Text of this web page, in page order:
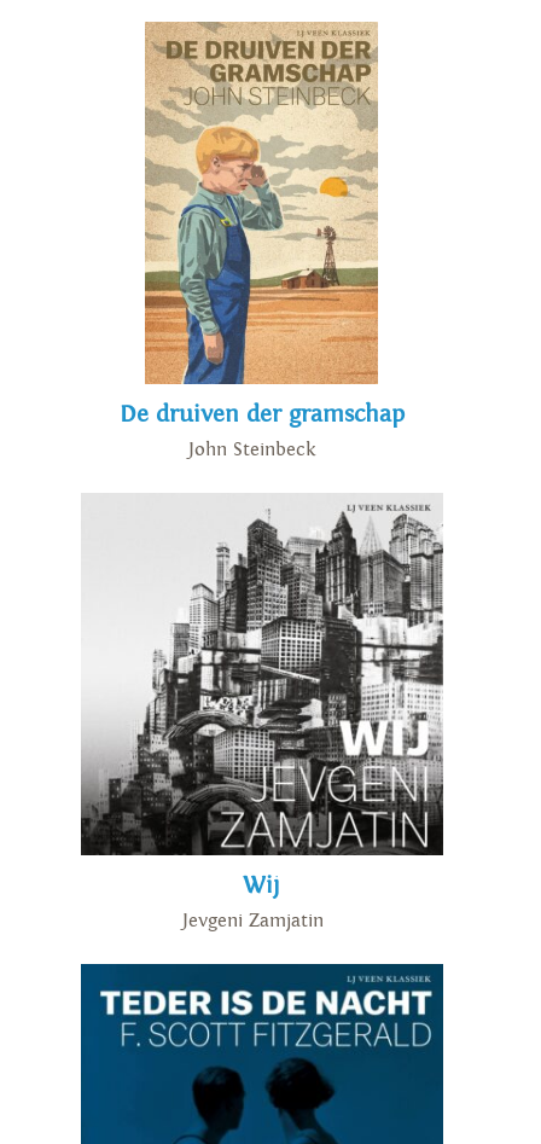
De druiven der gramschap
John Steinbeck
Wij
Jevgeni Zamjatin